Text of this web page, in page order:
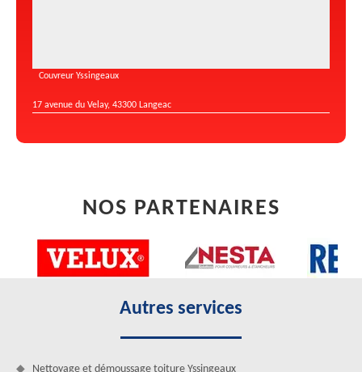
Couvreur Yssingeaux
17 avenue du Velay, 43300 Langeac
NOS PARTENAIRES
Autres services
Nettoyage et démoussage toiture Yssingeaux